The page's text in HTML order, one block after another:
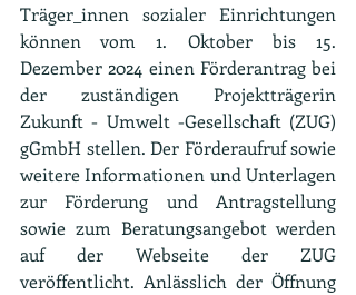
Träger_innen sozialer Einrichtungen
können vom 1. Oktober bis 15.
Dezember 2024 einen Förderantrag bei
der zuständigen Projektträgerin
Zukunft - Umwelt -Gesellschaft (ZUG)
gGmbH stellen. Der Förderaufruf sowie
weitere Informationen und Unterlagen
zur Förderung und Antragstellung
sowie zum Beratungsangebot werden
auf der Webseite der ZUG
veröffentlicht. Anlässlich der Öffnung